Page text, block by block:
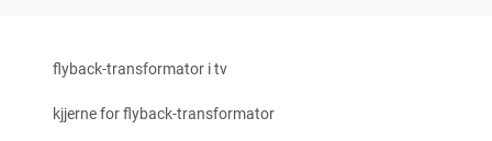
flyback-transformator i tv
kjjerne for flyback-transformator